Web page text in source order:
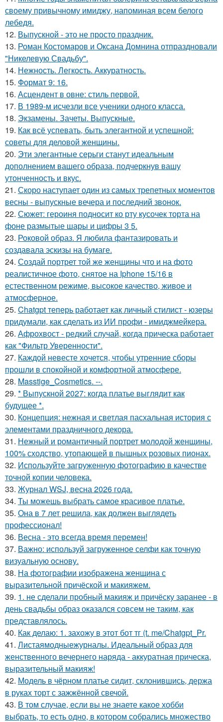
своему привычному имиджу, напоминая всем белого
лебедя.
12. Выпускной - это не просто праздник.
13. Роман Костомаров и Оксана Домнина отпраздновали
"Никелевую Свадьбу".
14. Нежность. Легкость. Аккуратность.
15. Формат 9: 16.
16. Асцендент в овне: стиль первой.
17. В 1989-м исчезли все ученики одного класса.
18. Экзамены. Зачеты. Выпускные.
19. Как всё успевать, быть элегантной и успешной:
советы для деловой женщины.
20. Эти элегантные серьги станут идеальным
дополнением вашего образа, подчеркнув вашу
утонченность и вкус.
21. Скоро наступает один из самых трепетных моментов
весны - выпускные вечера и последний звонок.
22. Сюжет: героиня подносит ко рту кусочек торта на
фоне размытые шары и цифры 3 5.
23. Роковой образ. Я любила фантазировать и
создавала эскизы на бумаге.
24. Создай портрет той же женщины что и на фото
реалистичное фото, снятое на Iphone 15/16 в
естественном режиме, высокое качество, живое и
атмосферное.
25. Chatgpt теперь работает как личный стилист - юзеры
придумали, как сделать из ИИ профи - имиджмейкера.
26. Афрохвост - редкий случай, когда прическа работает
как "Фильтр Уверенности".
27. Каждой невесте хочется, чтобы утренние сборы
прошли в спокойной и комфортной атмосфере.
28. Masstige_Cosmetics. --.
29. * Выпускной 2027: когда платье выглядит как
будущее *.
30. Концепция: нежная и светлая пасхальная история с
элементами праздничного декора.
31. Нежный и романтичный портрет молодой женщины,
100% сходство, утопающей в пышных розовых пионах.
32. Используйте загруженную фотографию в качестве
точной копии человека.
33. Журнал WSJ, весна 2026 года.
34. Ты можешь выбрать самое красивое платье.
35. Она в 7 лет решила, как должен выглядеть
профессионал!
36. Весна - это всегда время перемен!
37. Важно: используй загруженное селфи как точную
визуальную основу.
38. На фотографии изображена женщина с
выразительной причёской и макияжем.
39. 1. не сделали пробный макияж и причёску заранее - в
день свадьбы образ оказался совсем не таким, как
представлялось.
40. Как делаю: 1. захожу в этот бот тг (t. me/Chatgpt_Pr.
41. Листаямодныежурналы. Идеальный образ для
женственного вечернего наряда - аккуратная прическа,
выразительный макияж!
42. Модель в чёрном платье сидит, склонившись, держа
в руках торт с зажжённой свечой.
43. В том случае, если вы не знаете какое хобби
выбрать, то есть одно, в котором собрались множество